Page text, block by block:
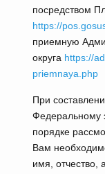
посредством
https://
приемную
округа https://
priemnaya.php
При
Федеральному
порядке
Вам
имя, отчество,